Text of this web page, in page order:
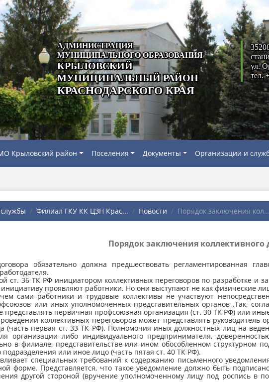
АДМИНИСТРАЦИЯ
МУНИЦИПАЛЬНОГО ОБРАЗОВАНИЯ
КРЫЛОВСКИЙ
МУНИЦИПАЛЬНЫЙ РАЙОН
КРАСНОДАРСКОГО КРАЯ
ул.
тел.
Крыловский район Поселения Документы Организации и
Филиал ГКУ КК ЦЗН Крас... Новости Порядок заключения кол...
Порядок заключения коллективного
обязательно должна предшествовать регламентированная
ст. 36 ТК РФ инициатором коллективных переговоров по разработке и
проявляют работники. Но они выступают не как физические
сами работники и трудовые коллективы не участвуют
или иных уполномоченных представительных органов .Так,
представлять первичная профсоюзная организация (ст. 30 ТК РФ) или
коллективных переговоров может представлять
первая ст. 33 ТК РФ). Полномочия иных должностных лиц на
организации либо индивидуального предпринимателя,
в филиале, представительстве или ином обособленном структурном
подразделения или иное лицо (часть пятая ст. 40 ТК РФ).
специальных требований к содержанию письменного
форме. Представляется, что такое уведомление должно быть
другой стороной (вручение уполномоченному лицу под роспись в